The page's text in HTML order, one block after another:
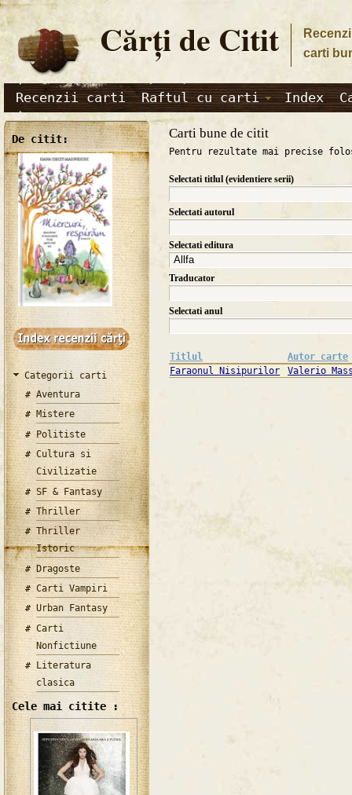
Cărţi de Citit
carti
Recenzii carti Raftul cu carti Index
De citit:
Categorii carti
Aventura
Mistere
Politiste
Cultura si
Civilizatie
SF & Fantasy
Thriller
Thriller
Istoric
Dragoste
Carti Vampiri
Urban Fantasy
Carti
Nonfictiune
Literatura
clasica
Cele mai citite :
Carti bune de citit
Pentru rezultate mai precise
Selectati titlul (evidentiere serii)
Selectati autorul
Selectati editura
Traducator
Selectati anul
Titlul
Autor carte
Faraonul Nisipurilor
Valerio